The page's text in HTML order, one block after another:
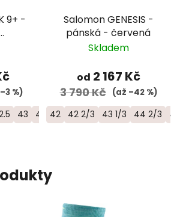
9+ -
%)
43 44 44.5 45 46 46.5 47 48
Salomon GENESIS -
pánská - červená
Skladem
od 2 167 Kč
3 790 Kč (až –42 %)
42 42 2/3 43 1/3 44 2/3